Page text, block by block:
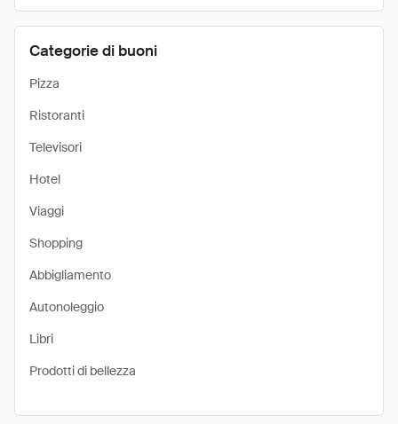
Categorie di buoni
Pizza
Ristoranti
Televisori
Hotel
Viaggi
Shopping
Abbigliamento
Autonoleggio
Libri
Prodotti di bellezza